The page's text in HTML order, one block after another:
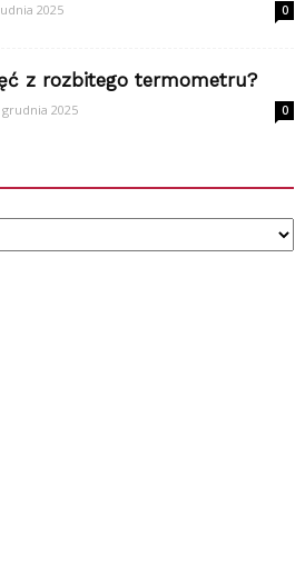
2025 0
z rozbitego termometru?
grudnia 2025 0